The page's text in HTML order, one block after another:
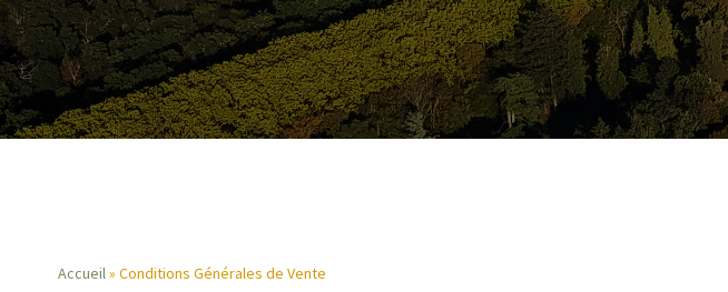
Accueil Conditions Générales de Vente